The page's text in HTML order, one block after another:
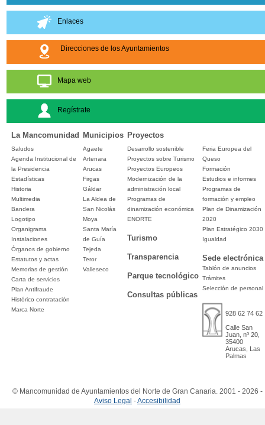
Enlaces
Direcciones de los Ayuntamientos
Mapa web
Regístrate
La Mancomunidad Municipios Proyectos
Saludos
Agenda Institucional de
la Presidencia
Estadísticas
Historia
Multimedia
Bandera
Logotipo
Organigrama
Instalaciones
Órganos de gobierno
Estatutos y actas
Memorias de gestión
Carta de servicios
Plan Antifraude
Histórico contratación
Marca Norte
Agaete
Artenara
Arucas
Firgas
Gáldar
La Aldea de
San Nicolás
Moya
Santa María
de Guía
Tejeda
Teror
Valleseco
Desarrollo sostenible
Proyectos sobre Turismo
Proyectos Europeos
Modernización de la
administración local
Programas de
dinamización económica
ENORTE
Turismo
Transparencia
Parque tecnológico
Consultas públicas
Feria Europea del
Queso
Formación
Estudios e informes
Programas de
formación y empleo
Plan de Dinamización
2020
Plan Estratégico 2030
Igualdad
Sede electrónica
Tablón de anuncios
Trámites
Selección de personal
928 62 74 62
Calle San
Juan, nº 20,
35400
Arucas, Las
Palmas
© Mancomunidad de Ayuntamientos del Norte de Gran Canaria. 2001 - 2026 -
Aviso Legal -Accesibilidad